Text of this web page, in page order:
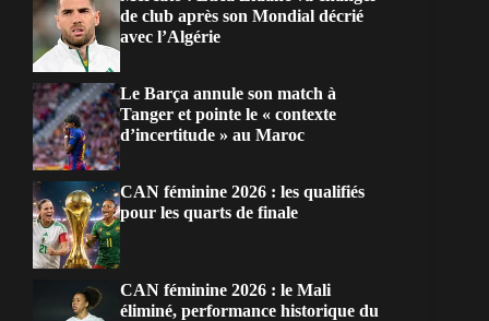
de club après son Mondial décrié
avec l’Algérie
Le Barça annule son match à
Tanger et pointe le « contexte
d’incertitude » au Maroc
CAN féminine 2026 : les qualifiés
pour les quarts de finale
CAN féminine 2026 : le Mali
éliminé, performance historique du